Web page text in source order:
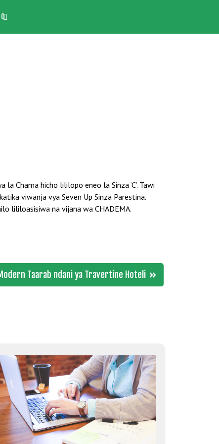
Chama hicho lililopo eneo la Sinza ‘C’. Tawi
viwanja vya Seven Up Sinza Parestina.
lililoasisiwa na vijana wa CHADEMA.
Taarab ndani ya Travertine Hoteli